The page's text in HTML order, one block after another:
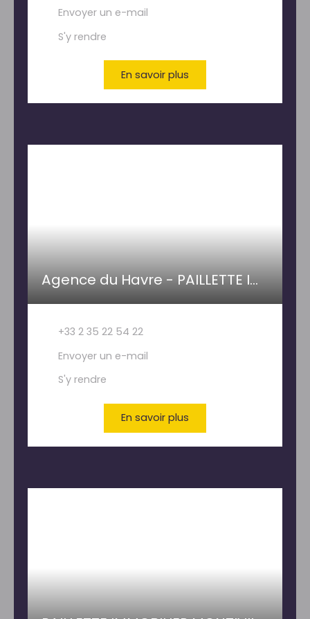
Envoyer un e-mail
S'y rendre
En savoir plus
Agence du Havre - PAILLETTE IMMOBILIER
+33 2 35 22 54 22
Envoyer un e-mail
S'y rendre
En savoir plus